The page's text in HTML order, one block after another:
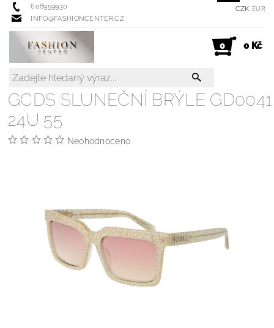
608959930
INFO@FASHIONCENTER.CZ
CZK EUR
0 0 Kč
GCDS SLUNEČNÍ BRÝLE GD0041
24U 55
Neohodnoceno